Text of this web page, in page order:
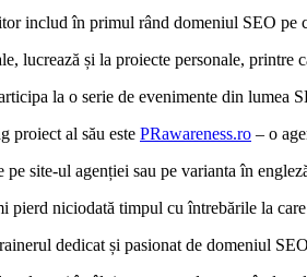
includ în primul rând domeniul SEO pe
lucrează și la proiecte personale,
la o serie de evenimente din lumea
proiect al său este PRawareness.ro – o
pe site-ul agenției sau pe varianta în
pierd niciodată timpul cu întrebările la
dedicat și pasionat de domeniul